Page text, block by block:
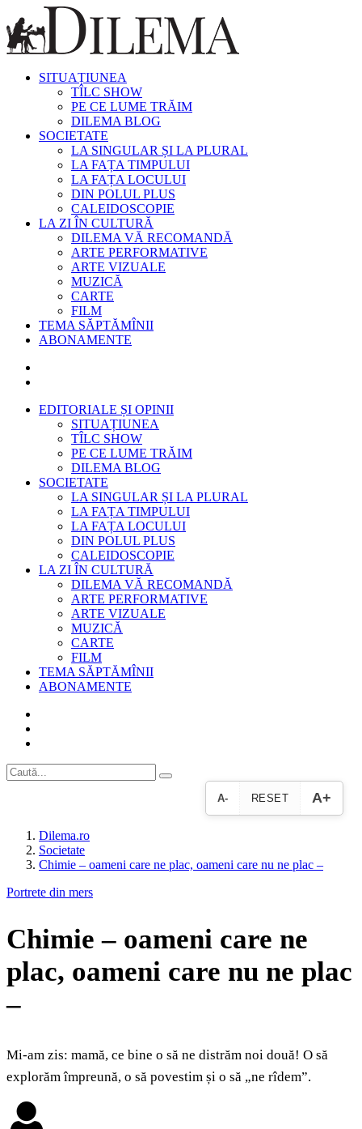
SITUAȚIUNEA
TÎLC SHOW
PE CE LUME TRĂIM
DILEMA BLOG
SOCIETATE
LA SINGULAR ȘI LA PLURAL
LA FAȚA TIMPULUI
LA FAȚA LOCULUI
DIN POLUL PLUS
CALEIDOSCOPIE
LA ZI ÎN CULTURĂ
DILEMA VĂ RECOMANDĂ
ARTE PERFORMATIVE
ARTE VIZUALE
MUZICĂ
CARTE
FILM
TEMA SĂPTĂMÎNII
ABONAMENTE
EDITORIALE ȘI OPINII
SITUAȚIUNEA
TÎLC SHOW
PE CE LUME TRĂIM
DILEMA BLOG
SOCIETATE
LA SINGULAR ȘI LA PLURAL
LA FAȚA TIMPULUI
LA FAȚA LOCULUI
DIN POLUL PLUS
CALEIDOSCOPIE
LA ZI ÎN CULTURĂ
DILEMA VĂ RECOMANDĂ
ARTE PERFORMATIVE
ARTE VIZUALE
MUZICĂ
CARTE
FILM
TEMA SĂPTĂMÎNII
ABONAMENTE
A- RESET A+
Dilema.ro
Societate
Chimie – oameni care ne plac, oameni care nu ne plac –
Portrete din mers
Chimie – oameni care ne
plac, oameni care nu ne plac
–
Mi-am zis: mamă, ce bine o să ne distrăm noi două! O să
explorăm împreună, o să povestim și o să „ne rîdem”.